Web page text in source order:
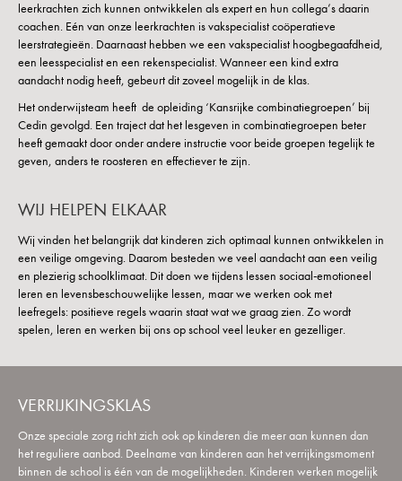
leerkrachten zich kunnen ontwikkelen als expert en hun collega’s daarin
coachen. Eén van onze leerkrachten is vakspecialist coöperatieve
leerstrategieën. Daarnaast hebben we een vakspecialist hoogbegaafdheid,
een leesspecialist en een rekenspecialist. Wanneer een kind extra
aandacht nodig heeft, gebeurt dit zoveel mogelijk in de klas.
Het onderwijsteam heeft de opleiding ‘Kansrijke combinatiegroepen’ bij
Cedin gevolgd. Een traject dat het lesgeven in combinatiegroepen beter
heeft gemaakt door onder andere instructie voor beide groepen tegelijk te
geven, anders te roosteren en effectiever te zijn.
WIJ HELPEN ELKAAR
Wij vinden het belangrijk dat kinderen zich optimaal kunnen ontwikkelen in
een veilige omgeving. Daarom besteden we veel aandacht aan een veilig
en plezierig schoolklimaat. Dit doen we tijdens lessen sociaal-emotioneel
leren en levensbeschouwelijke lessen, maar we werken ook met
leefregels: positieve regels waarin staat wat we graag zien. Zo wordt
spelen, leren en werken bij ons op school veel leuker en gezelliger.
VERRIJKINGSKLAS
Onze speciale zorg richt zich ook op kinderen die meer aan kunnen dan
het reguliere aanbod. Deelname van kinderen aan het verrijkingsmoment
binnen de school is één van de mogelijkheden. Kinderen werken mogelijk